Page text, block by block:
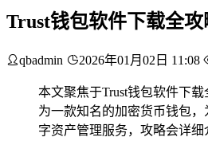
Trust钱包软件下载全攻
qbadmin 2026年01月02日 11:08
本文聚焦于Trust钱包软件下
为一款知名的加密货币钱包
字资产管理服务，攻略会详